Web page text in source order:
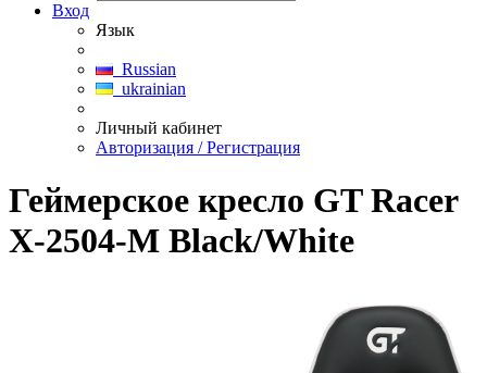
Вход
Язык
Russian
ukrainian
Личный кабинет
Авторизация / Регистрация
Геймерское кресло GT Racer
X-2504-M Black/White